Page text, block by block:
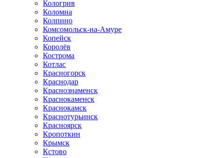
Кологрив
Коломна
Колпино
Комсомольск-на-Амуре
Копейск
Королёв
Кострома
Котлас
Красногорск
Краснодар
Краснознаменск
Краснокаменск
Краснокамск
Краснотурьинск
Красноярск
Кропоткин
Крымск
Кстово